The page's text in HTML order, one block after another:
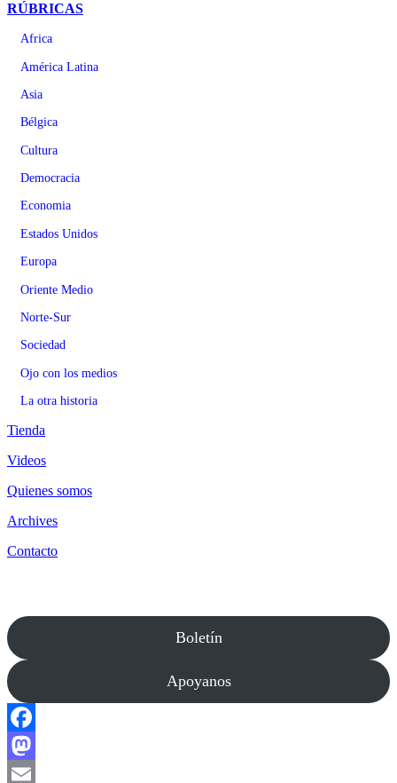
RÚBRICAS
Africa
América Latina
Asia
Bélgica
Cultura
Democracia
Economia
Estados Unidos
Europa
Oriente Medio
Norte-Sur
Sociedad
Ojo con los medios
La otra historia
Tienda
Videos
Quienes somos
Archives
Contacto
Boletín
Apoyanos
Facebook
Mastodon